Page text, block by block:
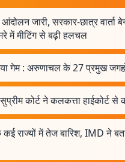
जारी, सरकार-छात्र वार्ता
में मीटिंग से बढ़ी हलचल
गेम : अरुणाचल के 27 प्रमुख
कोर्ट ने कलकत्ता हाईकोर्ट से
राज्यों में तेज बारिश, IMD ने